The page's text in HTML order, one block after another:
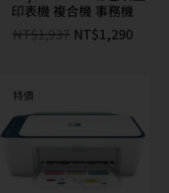
印表機 複合機 事務機
NT$1,937 NT$1,290
特價